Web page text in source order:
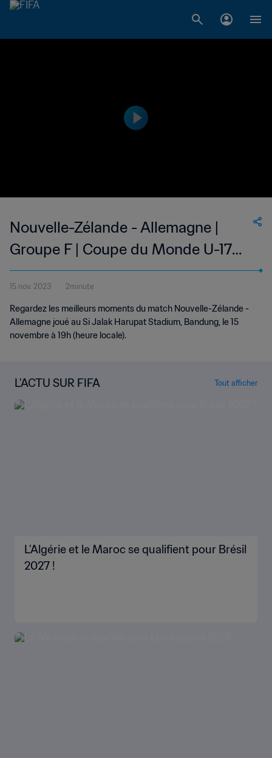
Nouvelle-Zélande - Allemagne |
Groupe F | Coupe du Monde U-17
de la FIFA, Indonésie 2023™ | Temps
forts
15 nov. 2023 2minute
Regardez les meilleurs moments du match Nouvelle-Zélande -
Allemagne joué au Si Jalak Harupat Stadium, Bandung, le 15
novembre à 19h (heure locale).
L'ACTU SUR FIFA Tout afficher
L'Algérie et le Maroc se qualifient pour Brésil
2027 !